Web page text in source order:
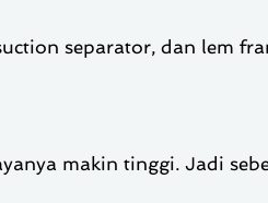
separator, dan lem
makin tinggi. Jadi